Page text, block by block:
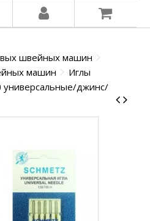
швейных машин
машин
Иглы
джинс/